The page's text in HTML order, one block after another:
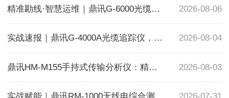
精准勘线·智慧运维｜鼎讯G-6000光缆路由智能定位仪，革新地下管线勘测方案 2026-08-06
实战速报｜鼎讯G-4000A光缆追踪仪，28分钟搞定复杂路段抢修 2026-08-04
鼎讯HM-M155手持式传输分析仪：精准解决155M链路瞬断故障 2026-08-03